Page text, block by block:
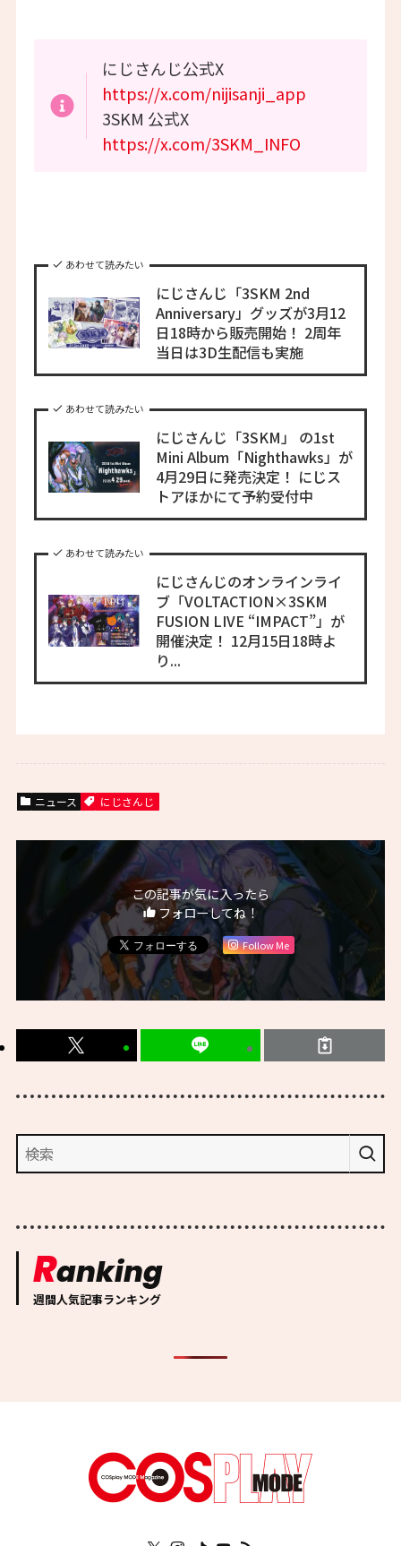
にじさんじ公式X
https://x.com/nijisanji_app
3SKM 公式X
https://x.com/3SKM_INFO
あわせて読みたい
にじさんじ「3SKM 2nd
Anniversary」グッズが3月12
日18時から販売開始！ 2周年
当日は3D生配信も実施
あわせて読みたい
にじさんじ「3SKM」 の1st
Mini Album「Nighthawks」が
4月29日に発売決定！ にじス
トアほかにて予約受付中
あわせて読みたい
にじさんじのオンラインライ
ブ「VOLTACTION×3SKM
FUSION LIVE “IMPACT”」が
開催決定！ 12月15日18時よ
り...
ニュース にじさんじ
この記事が気に入ったら
フォローしてね！
Follow Me
Ranking
週間人気記事ランキング